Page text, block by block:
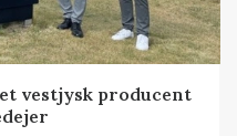
vestjysk producent